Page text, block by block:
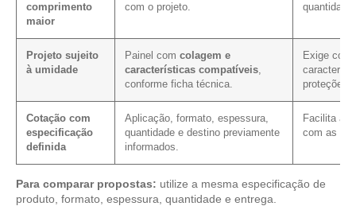
comprimento
maior
com o projeto.
Projeto sujeito
à umidade
Painel com colagem e
características compatíveis
conforme ficha técnica.
Exige
proteções
Cotação com
especificação
definida
Aplicação, formato, espessura,
quantidade e destino previamente
informados.
Facilita a
com as
Para comparar propostas: utilize a mesma especificação de
produto, formato, espessura, quantidade e entrega.